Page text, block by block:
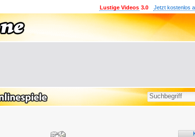
Jetzt kostenlos
Lustige Videos 3.0